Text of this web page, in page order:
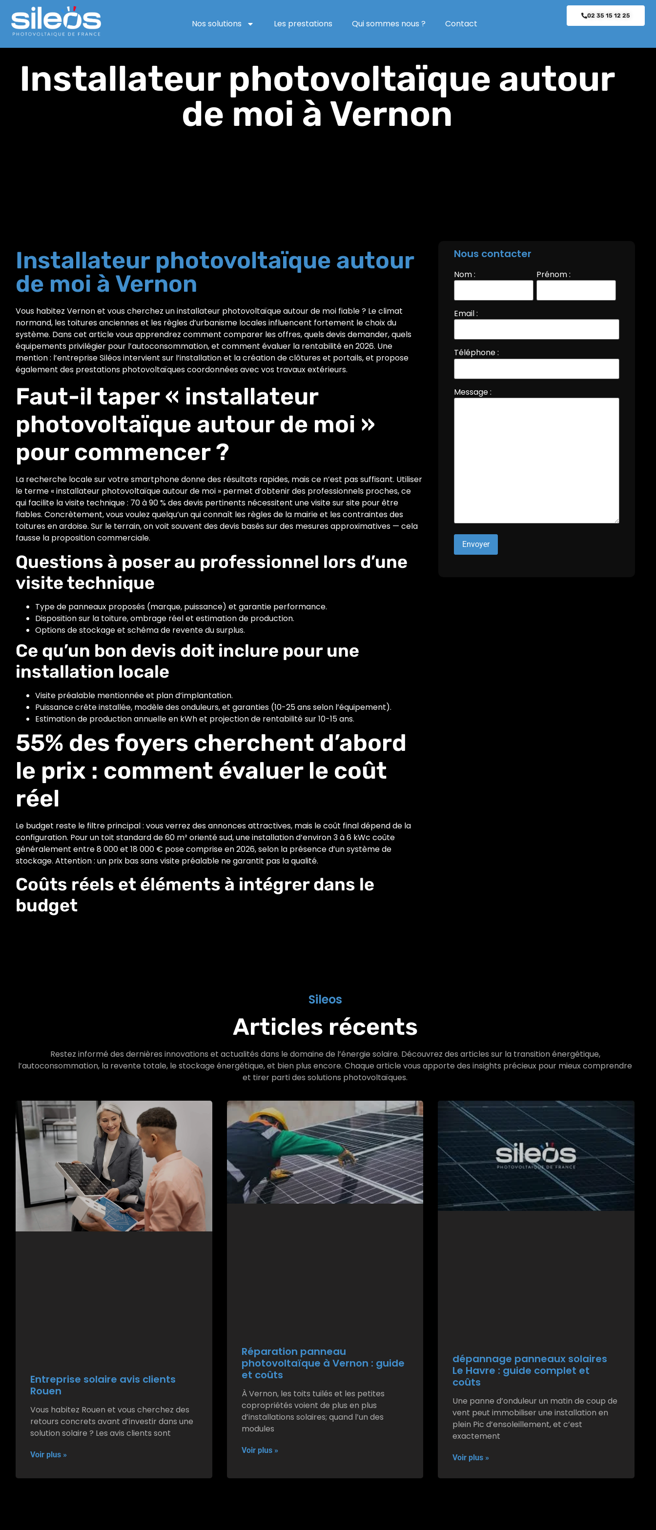
Nos solutions Les prestations Qui sommes nous ? Contact
02 35 15 12 25
Installateur photovoltaïque autour
de moi à Vernon
Installateur photovoltaïque autour
de moi à Vernon
Vous habitez Vernon et vous cherchez un installateur photovoltaïque autour de moi fiable ? Le climat
normand, les toitures anciennes et les règles d’urbanisme locales influencent fortement le choix du
système. Dans cet article vous apprendrez comment comparer les offres, quels devis demander, quels
équipements privilégier pour l’autoconsommation, et comment évaluer la rentabilité en 2026. Une
mention : l’entreprise Siléos intervient sur l’installation et la création de clôtures et portails, et propose
également des prestations photovoltaïques coordonnées avec vos travaux extérieurs.
Faut-il taper « installateur
photovoltaïque autour de moi »
pour commencer ?
La recherche locale sur votre smartphone donne des résultats rapides, mais ce n’est pas suffisant. Utiliser
le terme « installateur photovoltaïque autour de moi » permet d’obtenir des professionnels proches, ce
qui facilite la visite technique : 70 à 90 % des devis pertinents nécessitent une visite sur site pour être
fiables. Concrètement, vous voulez quelqu’un qui connaît les règles de la mairie et les contraintes des
toitures en ardoise. Sur le terrain, on voit souvent des devis basés sur des mesures approximatives — cela
fausse la proposition commerciale.
Questions à poser au professionnel lors d’une
visite technique
Type de panneaux proposés (marque, puissance) et garantie performance.
Disposition sur la toiture, ombrage réel et estimation de production.
Options de stockage et schéma de revente du surplus.
Ce qu’un bon devis doit inclure pour une
installation locale
Visite préalable mentionnée et plan d’implantation.
Puissance crête installée, modèle des onduleurs, et garanties (10-25 ans selon l’équipement).
Estimation de production annuelle en kWh et projection de rentabilité sur 10-15 ans.
55% des foyers cherchent d’abord
le prix : comment évaluer le coût
réel
Le budget reste le filtre principal : vous verrez des annonces attractives, mais le coût final dépend de la
configuration. Pour un toit standard de 60 m² orienté sud, une installation d’environ 3 à 6 kWc coûte
généralement entre 8 000 et 18 000 € pose comprise en 2026, selon la présence d’un système de
stockage. Attention : un prix bas sans visite préalable ne garantit pas la qualité.
Coûts réels et éléments à intégrer dans le
budget
Nous contacter
Nom : Prénom :
Email :
Téléphone :
Message :
Sileos
Articles récents
Restez informé des dernières innovations et actualités dans le domaine de l’énergie solaire. Découvrez des articles sur la transition énergétique,
l’autoconsommation, la revente totale, le stockage énergétique, et bien plus encore. Chaque article vous apporte des insights précieux pour mieux comprendre
et tirer parti des solutions photovoltaïques.
Entreprise solaire avis clients
Rouen
Vous habitez Rouen et vous cherchez des
retours concrets avant d’investir dans une
solution solaire ? Les avis clients sont
Voir plus »
Réparation panneau
photovoltaïque à Vernon : guide
et coûts
À Vernon, les toits tuilés et les petites
copropriétés voient de plus en plus
d’installations solaires; quand l’un des
modules
Voir plus »
dépannage panneaux solaires
Le Havre : guide complet et
coûts
Une panne d’onduleur un matin de coup de
vent peut immobiliser une installation en
plein Pic d’ensoleillement, et c’est
exactement
Voir plus »